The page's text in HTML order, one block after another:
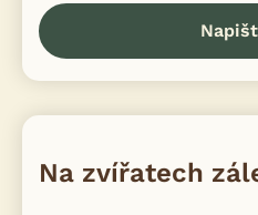
Na zvířatech